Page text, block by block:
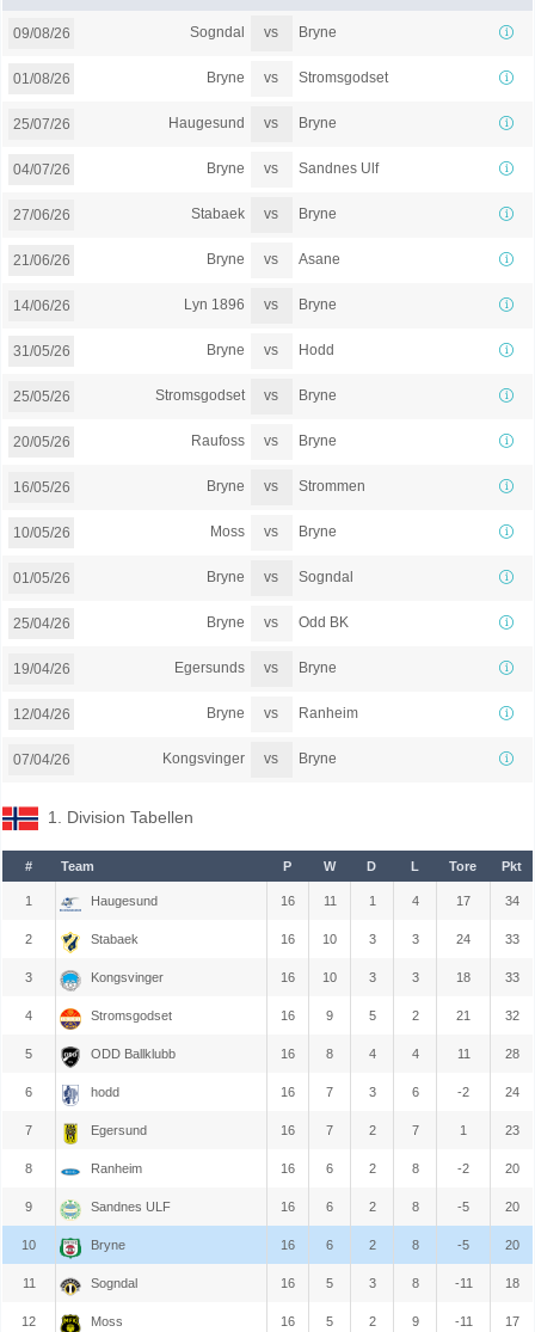
09/08/26 Sogndal vs Bryne
01/08/26 Bryne vs Stromsgodset
25/07/26 Haugesund vs Bryne
04/07/26 Bryne vs Sandnes Ulf
27/06/26 Stabaek vs Bryne
21/06/26 Bryne vs Asane
14/06/26 Lyn 1896 vs Bryne
31/05/26 Bryne vs Hodd
25/05/26 Stromsgodset vs Bryne
20/05/26 Raufoss vs Bryne
16/05/26 Bryne vs Strommen
10/05/26 Moss vs Bryne
01/05/26 Bryne vs Sogndal
25/04/26 Bryne vs Odd BK
19/04/26 Egersunds vs Bryne
12/04/26 Bryne vs Ranheim
07/04/26 Kongsvinger vs Bryne
1. Division Tabellen
# Team P W D L Tore Pkt
1 Haugesund 16 11 1 4 17 34
2 Stabaek 16 10 3 3 24 33
3 Kongsvinger 16 10 3 3 18 33
4 Stromsgodset 16 9 5 2 21 32
5 ODD Ballklubb 16 8 4 4 11 28
6 hodd 16 7 3 6 -2 24
7 Egersund 16 7 2 7 1 23
8 Ranheim 16 6 2 8 -2 20
9 Sandnes ULF 16 6 2 8 -5 20
10 Bryne 16 6 2 8 -5 20
11 Sogndal 16 5 3 8 -11 18
12 Moss 16 5 2 9 -11 17